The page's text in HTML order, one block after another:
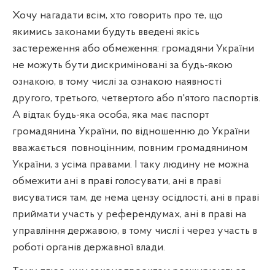
Хочу нагадати всім, хто говорить про те, що
якимись законами будуть введені якісь
застереження або обмеження: громадяни України
не можуть бути дискриміновані за будь-якою
ознакою, в тому числі за ознакою наявності
другого, третього, четвертого або п'ятого паспортів.
А відтак будь-яка особа, яка має паспорт
громадянина України, по відношенню до України
вважається повноцінним, повним громадянином
України, з усіма правами. І таку людину не можна
обмежити ані в праві голосувати, ані в праві
висуватися там, де нема цензу осідлості, ані в праві
приймати участь у референдумах, ані в праві на
управління державою, в тому числі і через участь в
роботі органів державної влади.